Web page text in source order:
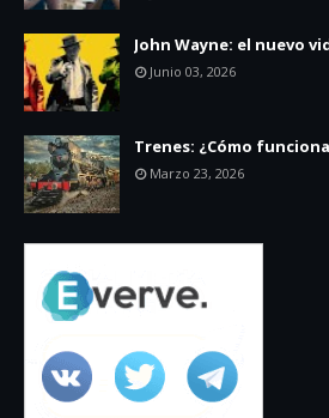
John Wayne: el nuevo
Junio 03, 2026
Trenes: ¿Cómo
Marzo 23, 2026